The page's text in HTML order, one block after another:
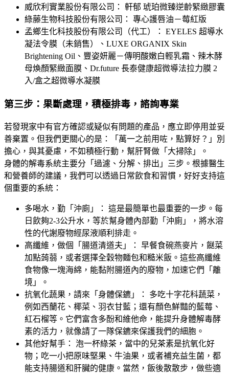
威欣利實業股份有限公司： 軒郁 琥珀微臻逆齡緊緻膠囊
綠藤生物科技股份有限公司： 專心護唇油－莓紅版
孟鄉生化科技股份有限公司（代工）： EYELES 超導水
凝法令膜（未銷售）、LUXE ORGANIX Skin
Brightening Oil、豐姿妍麗－傳明酸嫩白輕乳霜、辣木酵
母煥顏緊緻面膜、Dr.future 長泰健康超微導法拉力膜 2
入/盒之超微導水凝膜
第三步：果斷處理，積極排毒，諮詢專業
若發現家中有官方確認或疑似有問題的產品，應立即停用並妥
善棄置。但我們更關心的是：「萬一之前用咗，點算好？」別
擔心，與其憂慮，不如積極行動，幫肝腎做「大掃除」。
身體的解毒系統主要分「過濾、分解、排出」三步。根據醫生
和營養師的建議，我們可以透過日常飲食和習慣，好好支持這
個重要的系統：
多喝水，勤「沖廁」： 這是最簡單也最重要的一步。每
日飲夠2-3公升水，等於幫身體內部勤「沖廁」，將水溶
性的代謝廢物經尿液順利排走。
高纖維，做個「腸道清道夫」： 早餐食碗燕麥片，餸菜
加點蒟蒻，或者選擇全穀物麵包和糙米飯。這些高纖維
食物像一塊海綿，能黏附腸道內的廢物，加速它們「離
境」。
抗氧化蔬果，請來「身體保鑣」： 多吃十字花科蔬菜，
例如西蘭花、椰菜、羽衣甘藍；還有顏色鮮豔的藍莓、
紅石榴等。它們富含多酚和維他命，能提升身體解毒酵
素的活力，就像請了一隊保鑣來保護我們的細胞。
其他好幫手： 泡一杯綠茶，當中的兒茶素是抗氧化好
物；吃一小把原味堅果、牛油果，或者補充益生菌，都
能支持腸道和肝臟的健康。當然，飯後散散步，做些適